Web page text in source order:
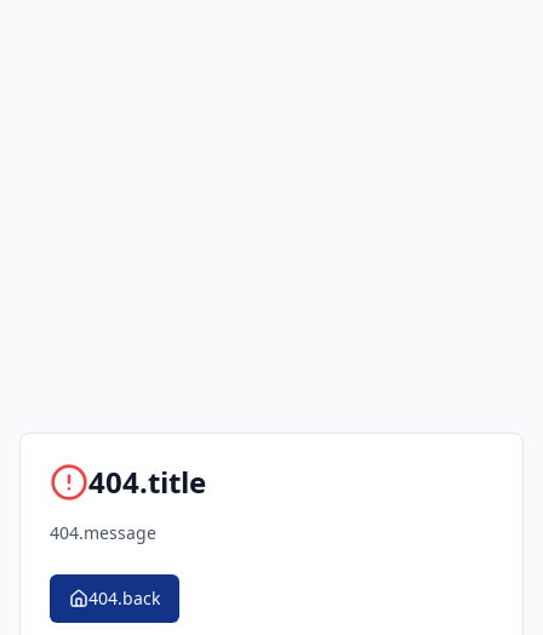
404.title
404.message
404.back